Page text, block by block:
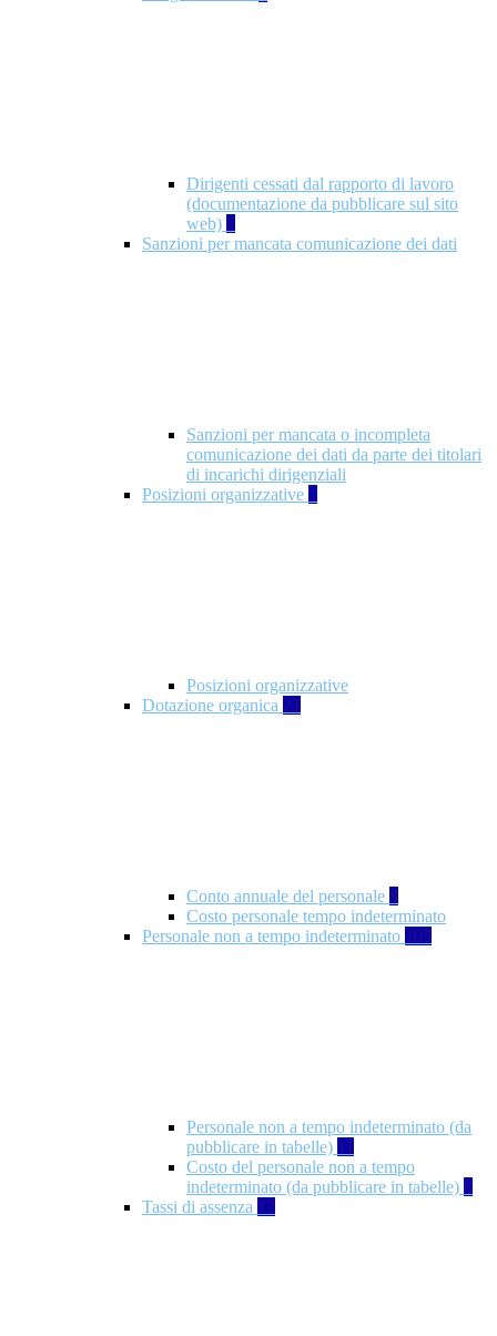
Dirigenti cessati dal rapporto di lavoro
(documentazione da pubblicare sul sito
web) 1
Sanzioni per mancata comunicazione dei dati
Sanzioni per mancata o incompleta
comunicazione dei dati da parte dei titolari
di incarichi dirigenziali
Posizioni organizzative 1
Posizioni organizzative
Dotazione organica 21
Conto annuale del personale 8
Costo personale tempo indeterminato
Personale non a tempo indeterminato 105
Personale non a tempo indeterminato (da
pubblicare in tabelle) 11
Costo del personale non a tempo
indeterminato (da pubblicare in tabelle) 8
Tassi di assenza 12